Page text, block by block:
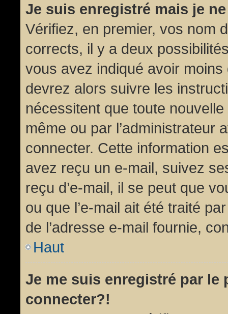
Je suis enregistré mais je
Vérifiez, en premier, vos nom
corrects, il y a deux
vous avez indiqué avoir
devrez alors suivre les
nécessitent que toute
même ou par l’administrateur
connecter. Cette information
avez reçu un e-mail, suivez
reçu d’e-mail, il se peut que
ou que l’e-mail ait été traité
de l’adresse e-mail fournie,
Haut
Je me suis enregistré par le
connecter?!